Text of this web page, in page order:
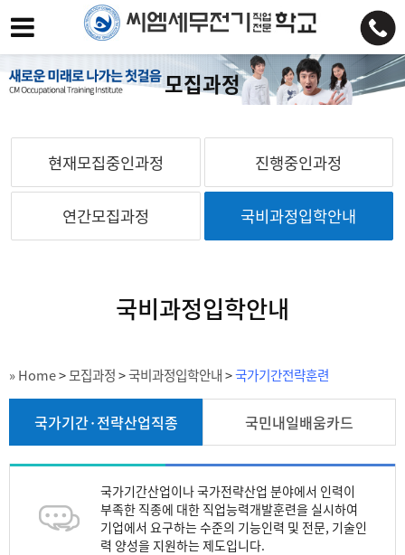
모집과정
현재모집중인과정 진행중인과정
연간모집과정 국비과정입학안내
국비과정입학안내
» Home>모집과정>국비과정입학안내>국가기간전략훈련
국가기간·전략산업직종 국민내일배움카드
국가기간산업이나 국가전략산업 분야에서 인력이
부족한 직종에 대한 직업능력개발훈련을 실시하여
기업에서 요구하는 수준의 기능인력 및 전문, 기술인
력 양성을 지원하는 제도입니다.